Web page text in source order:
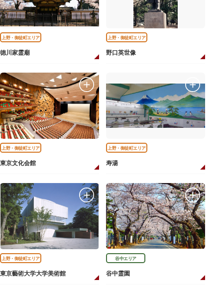
上野・御徒町エリア
徳川家霊廟
上野・御徒町エリア
野口英世像
上野・御徒町エリア
東京文化会館
上野・御徒町エリア
寿湯
上野・御徒町エリア
東京藝術大学大学美術館
谷中エリア
谷中霊園